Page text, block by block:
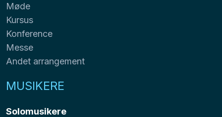
Møde
Kursus
Konference
Messe
Andet arrangement
MUSIKERE
Solomusikere